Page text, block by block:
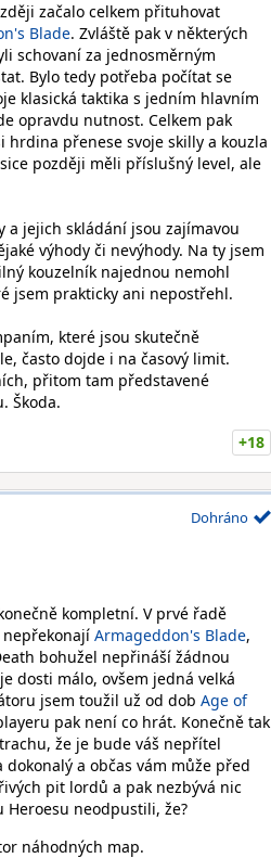
začalo celkem přituhovat
Blade. Zvláště pak v některých
schovaní za jednosměrným
Bylo tedy potřeba počítat se
klasická taktika s jedním hlavním
opravdu nutnost. Celkem pak
přenese svoje skilly a kouzla
později měli příslušný level, ale
a jejich skládání jsou zajímavou
výhody či nevýhody. Na ty jsem
kouzelník najednou nemohl
jsem prakticky ani nepostřehl.
které jsou skutečně
často dojde i na časový limit.
přitom tam představené
Škoda.
+18
Dohráno
kompletní. V prvé řadě
Armageddon's Blade,
bohužel nepřináší žádnou
dosti málo, ovšem jedná velká
jsem toužil už od dob Age of
pak není co hrát. Konečně tak
že je bude váš nepřítel
a občas vám může před
pit lordů a pak nezbývá nic
Heroesu neodpustili, že?
náhodných map.